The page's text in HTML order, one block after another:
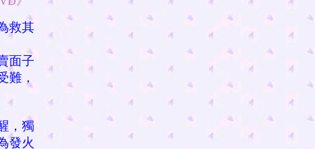
救其
面子
難，
，獨
發火